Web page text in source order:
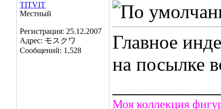
TITVIT
Местный
Регистрация: 25.12.2007
Адрес: モスクワ
Сообщений: 1,528
Главное
на посылке
Моя коллекция